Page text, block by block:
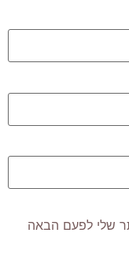
שלי לפעם הבאה